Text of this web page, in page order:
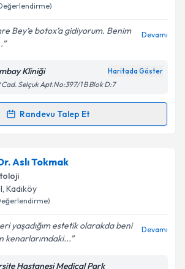
işlenmesine ilişkin
Aydınlatma
ve kişisel verilerimin belirtilen
işlenmesini kabul ediyorum.
Bey’e botox’a gidiyorum. Benim
Devamı
Kliniği Haritada Göster
Selçuk Apt.No:397/1 B Blok D:7
Randevu Talep Et
Talebi
Tambayiçin randevu takvimi talebi
bu uzmandan randevu almanız için bir
e-posta ile bilgilendireceğiz.
Aslı Tokmak
, Kadıköy
yaşadığım estetik olarakda beni
kenarlarımdaki...
Devamı
Hastanesi Medical Park